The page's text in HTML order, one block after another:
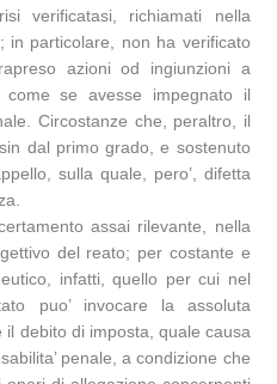
verificatasi, richiamati nella
in particolare, non ha verificato
azioni od ingiunzioni a
come se avesse impegnato il
Circostanze che, peraltro, il
dal primo grado, e sostenuto
sulla quale, pero’, difetta
assai rilevante, nella
del reato; per costante e
infatti, quello per cui nel
puo’ invocare la assoluta
il debito di imposta, quale causa
penale, a condizione che